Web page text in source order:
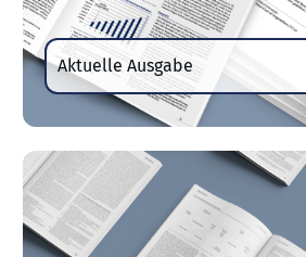
Aktuelle Ausgabe